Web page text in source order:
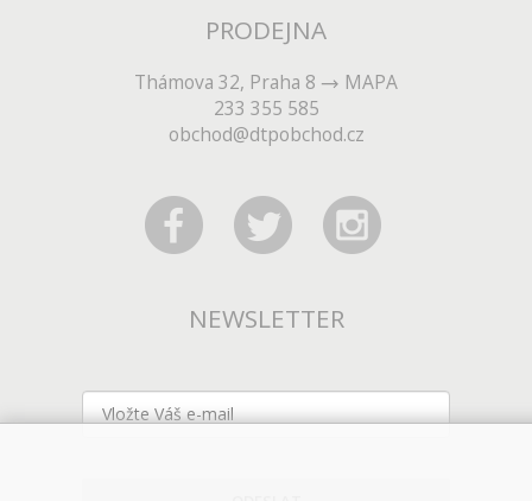
PRODEJNA
Thámova 32, Praha 8
MAPA
233 355 585
obchod@dtpobchod.cz
NEWSLETTER